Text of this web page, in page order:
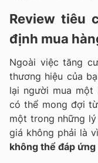
Review tiêu
định mua
Ngoài việc tăng
thương hiệu của
lại người mua
có thể mong đợi
một trong những
giá không phải là
không thể đáp